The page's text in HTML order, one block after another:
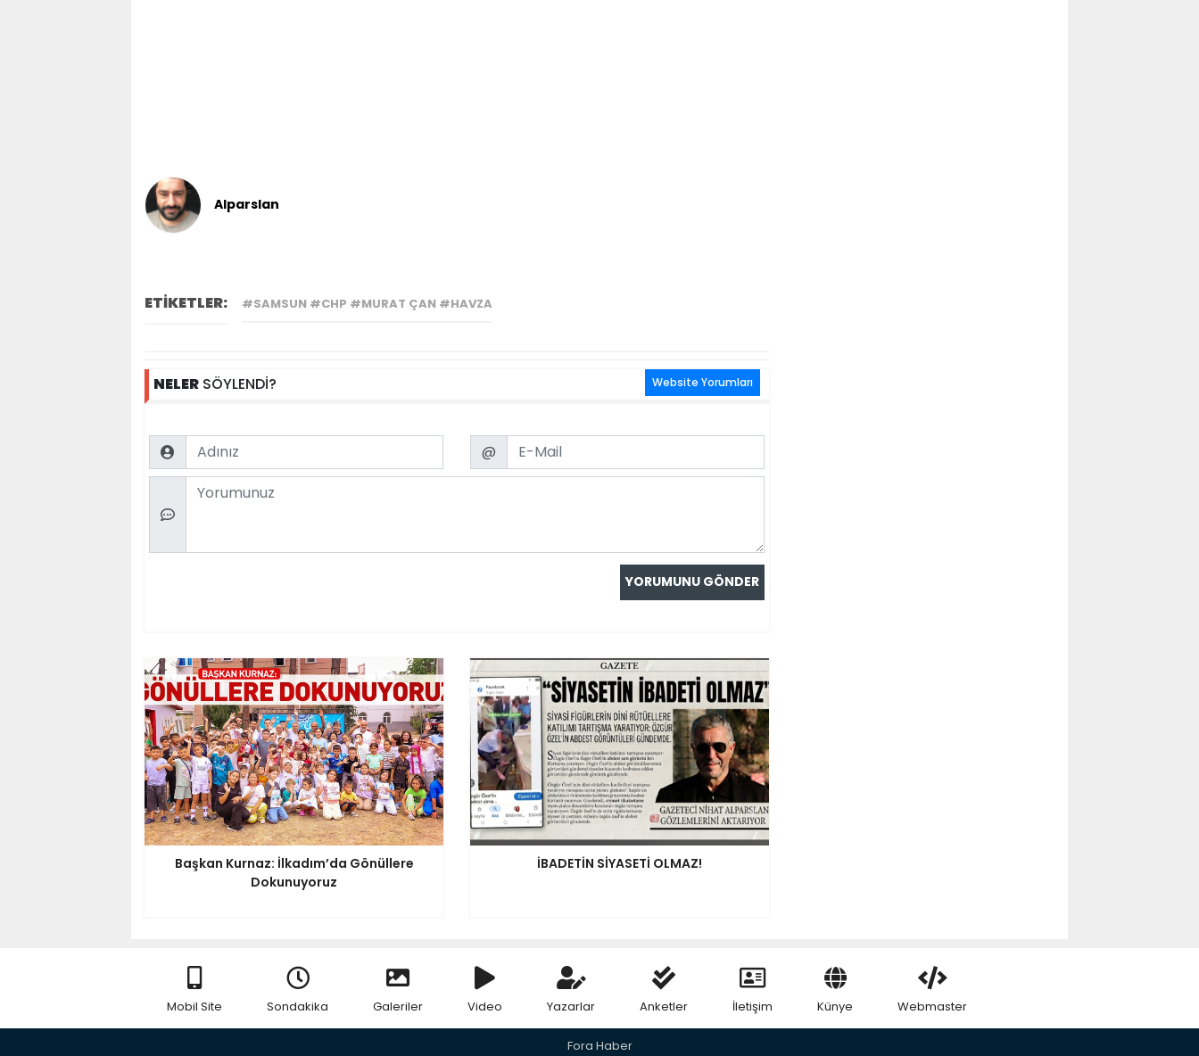
Alparslan
ETİKETLER: #SAMSUN #CHP #MURAT ÇAN #HAVZA
NELER SÖYLENDİ? Website Yorumları
Name Email
@
Comment
Başkan Kurnaz: İlkadım’da Gönüllere
Dokunuyoruz
İBADETİN SİYASETİ OLMAZ!
Mobil Site Sondakika Galeriler Video Yazarlar Anketler İletişim Künye Webmaster
Fora Haber